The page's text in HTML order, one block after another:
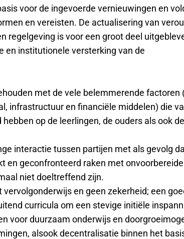
voor de ingevoerde vernieuwingen en
en vereisten. De actualisering van
regelgeving is voor een groot deel
en institutionele versterking van de
met de vele belemmerende factoren
infrastructuur en financiële middelen) die
op de leerlingen, de ouders als ook de
interactie tussen partijen met als gevolg
en geconfronteerd raken met onvoorbereide
niet doeltreffend zijn.
vervolgonderwijs en geen zekerheid; een
curricula om een stevige initiële
voor duurzaam onderwijs en
alsook decentralisatie binnen het